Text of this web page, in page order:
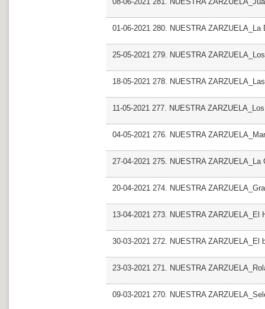
01-06-2021 280. NUESTRA ZARZUELA_La
25-05-2021 279. NUESTRA
18-05-2021 278. NUESTRA
11-05-2021 277. NUESTRA
04-05-2021 276. NUESTRA
27-04-2021 275. NUESTRA
20-04-2021 274. NUESTRA
13-04-2021 273. NUESTRA ZARZUELA_El
30-03-2021 272. NUESTRA ZARZUELA_El
23-03-2021 271. NUESTRA
09-03-2021 270. NUESTRA